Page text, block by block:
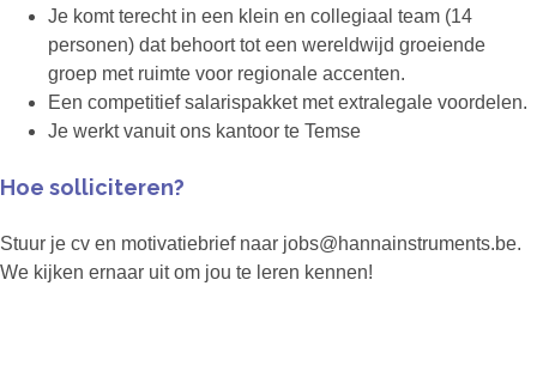
Je komt terecht in een klein en collegiaal team (14
personen) dat behoort tot een wereldwijd groeiende
groep met ruimte voor regionale accenten.
Een competitief salarispakket met extralegale voordelen.
Je werkt vanuit ons kantoor te Temse
Hoe solliciteren?
Stuur je cv en motivatiebrief naar jobs@hannainstruments.be.
We kijken ernaar uit om jou te leren kennen!